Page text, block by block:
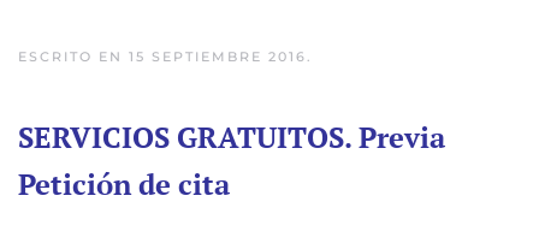
ESCRITO EN 15 SEPTIEMBRE 2016.
SERVICIOS GRATUITOS. Previa
Petición de cita